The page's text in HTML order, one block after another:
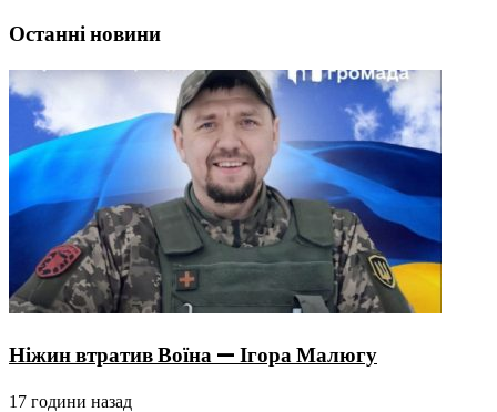
Останні новини
Ніжин втратив Воїна — Ігора Малюгу
17 години назад